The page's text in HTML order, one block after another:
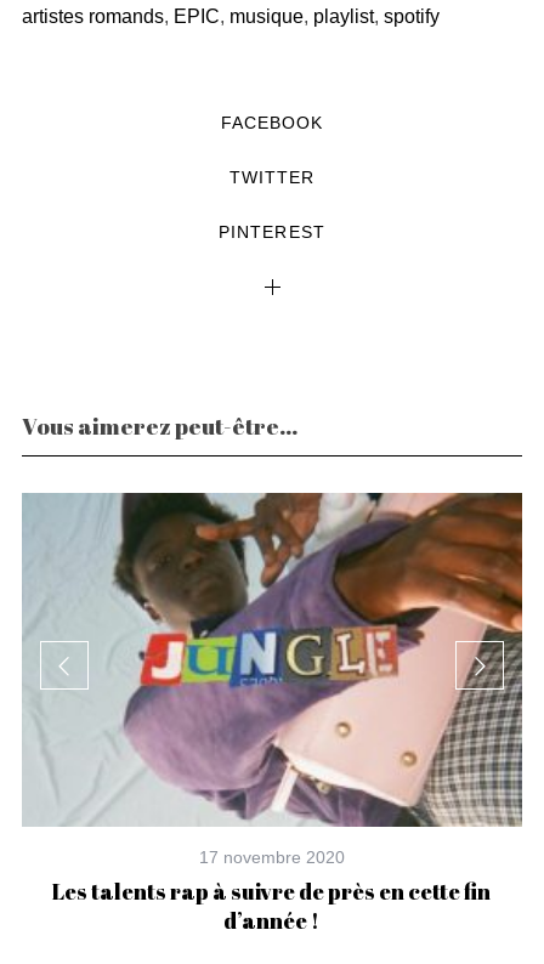
artistes romands, EPIC, musique, playlist, spotify
FACEBOOK
TWITTER
PINTEREST
Vous aimerez peut-être...
17 novembre 2020
Les talents rap à suivre de près en cette fin
d’année !